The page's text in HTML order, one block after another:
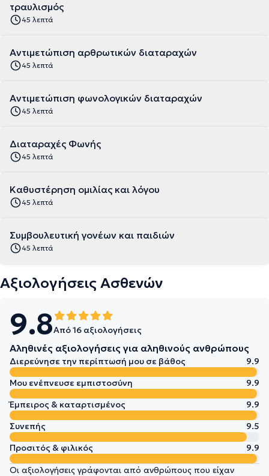
τραυλισμός
45 λεπτά
Αντιμετώπιση αρθρωτικών διαταραχών
45 λεπτά
Αντιμετώπιση φωνολογικών διαταραχών
45 λεπτά
Διαταραχές Φωνής
45 λεπτά
Καθυστέρηση ομιλίας και λόγου
45 λεπτά
Συμβουλευτική γονέων και παιδιών
45 λεπτά
Αξιολογήσεις Ασθενών
9.8Από 16 αξιολογήσεις
Αληθινές αξιολογήσεις για αληθινούς ανθρώπους
Διερεύνησε την περίπτωσή μου σε βάθος
9.9
Μου ενέπνευσε εμπιστοσύνη
9.9
Έμπειρος & καταρτισμένος
9.9
Συνεπής
9.5
Προσιτός & φιλικός
9.9
Οι αξιολογήσεις γράφονται από ανθρώπους που είχαν